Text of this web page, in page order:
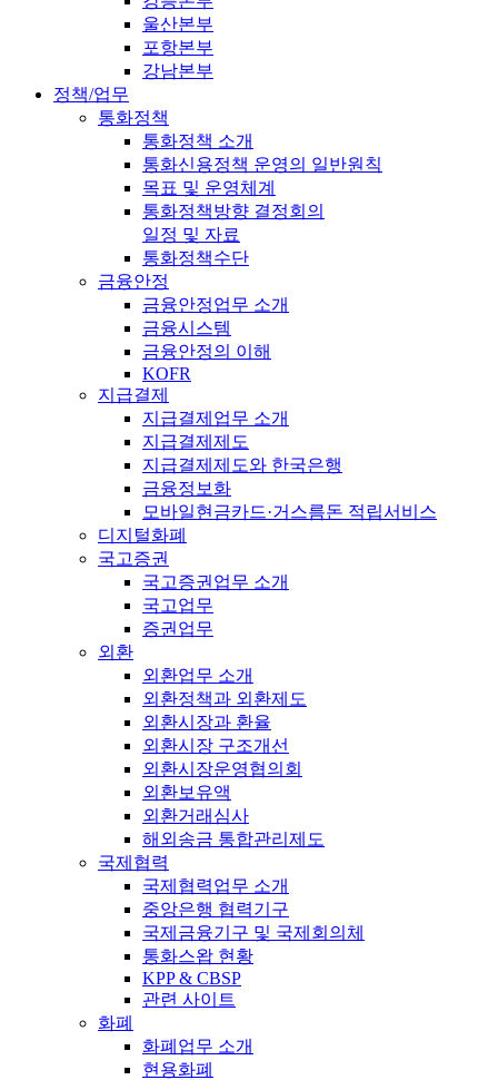
울산본부
포항본부
강남본부
정책/업무
통화정책
통화정책 소개
통화신용정책 운영의 일반원칙
목표 및 운영체계
통화정책방향 결정회의
일정 및 자료
통화정책수단
금융안정
금융안정업무 소개
금융시스템
금융안정의 이해
KOFR
지급결제
지급결제업무 소개
지급결제제도
지급결제제도와 한국은행
금융정보화
모바일현금카드·거스름돈 적립서비스
디지털화폐
국고증권
국고증권업무 소개
국고업무
증권업무
외환
외환업무 소개
외환정책과 외환제도
외환시장과 환율
외환시장 구조개선
외환시장운영협의회
외환보유액
외환거래심사
해외송금 통합관리제도
국제협력
국제협력업무 소개
중앙은행 협력기구
국제금융기구 및 국제회의체
통화스왑 현황
KPP & CBSP
관련 사이트
화폐
화폐업무 소개
현용화폐